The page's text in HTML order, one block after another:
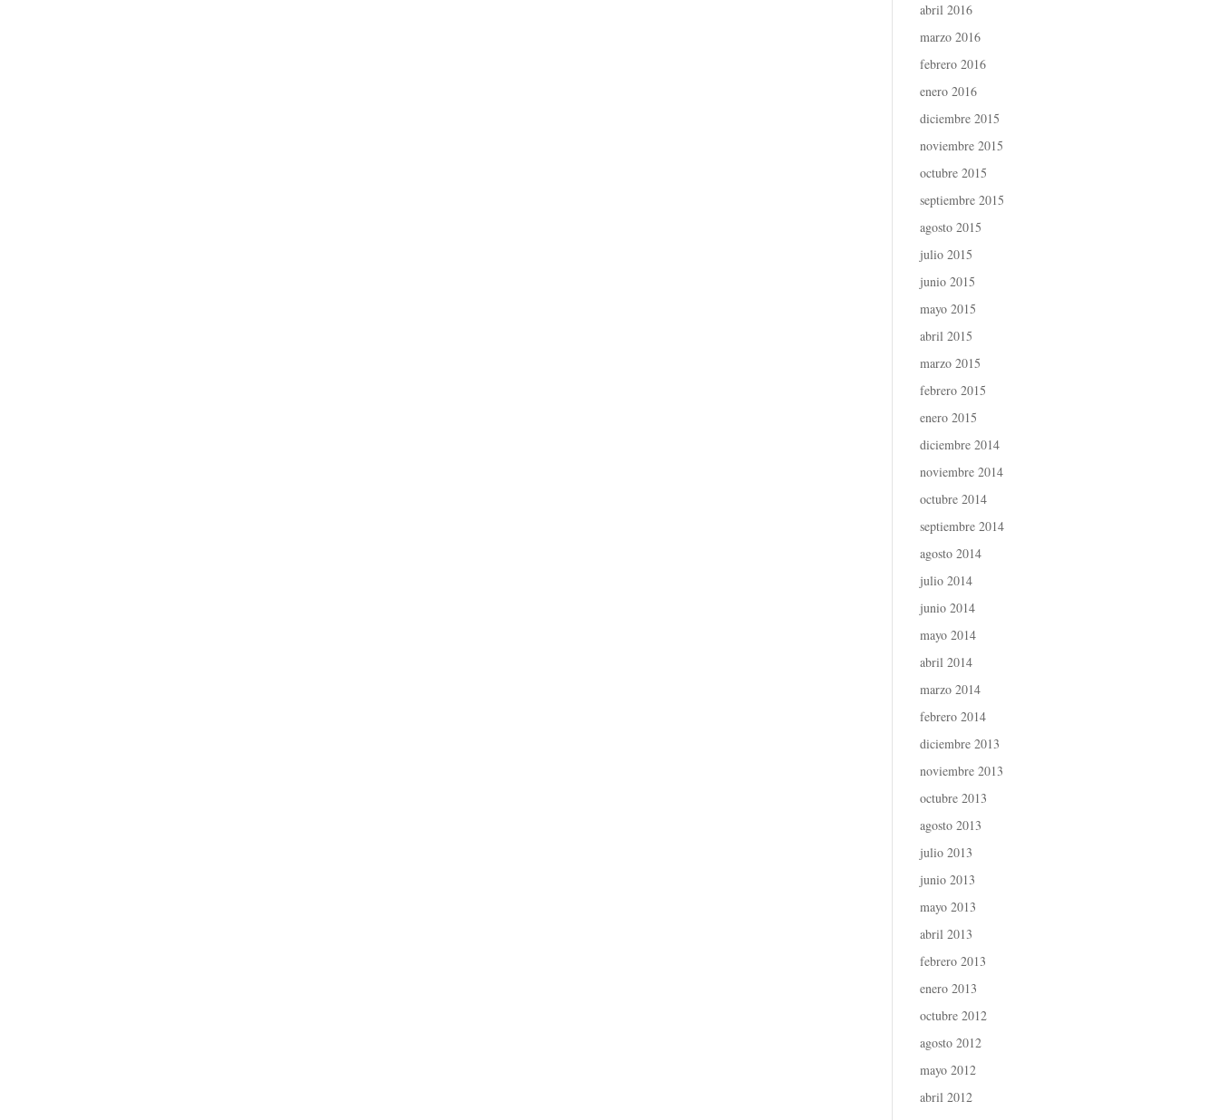
abril 2016
marzo 2016
febrero 2016
enero 2016
diciembre 2015
noviembre 2015
octubre 2015
septiembre 2015
agosto 2015
julio 2015
junio 2015
mayo 2015
abril 2015
marzo 2015
febrero 2015
enero 2015
diciembre 2014
noviembre 2014
octubre 2014
septiembre 2014
agosto 2014
julio 2014
junio 2014
mayo 2014
abril 2014
marzo 2014
febrero 2014
diciembre 2013
noviembre 2013
octubre 2013
agosto 2013
julio 2013
junio 2013
mayo 2013
abril 2013
febrero 2013
enero 2013
octubre 2012
agosto 2012
mayo 2012
abril 2012